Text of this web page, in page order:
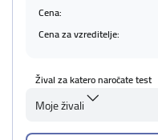
Cena:
Cena za vzreditelje:
Žival za katero naročate test
Moje živali